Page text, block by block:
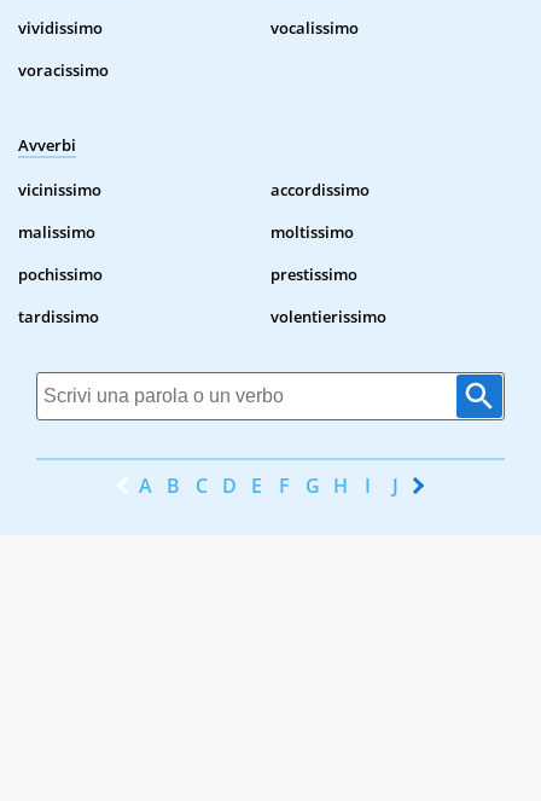
vividissimo
vocalissimo
voracissimo
Avverbi
vicinissimo
accordissimo
malissimo
moltissimo
pochissimo
prestissimo
tardissimo
volentierissimo
A B C D E F G H I J K